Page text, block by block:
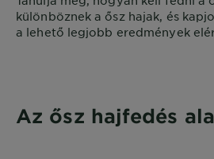
különböznek a ősz hajak, és
a lehető legjobb eredmények
Az ősz hajfedés